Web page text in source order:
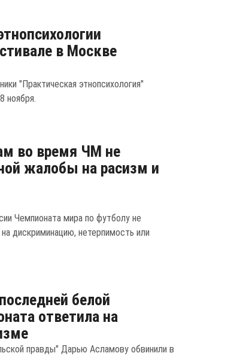
в Москве
"Практическая этнопсихология"
ноября.
во время ЧМ не
жалобы на расизм и
Чемпионата мира по футболу не
дискриминацию, нетерпимость или
белой
ответила на
правды" Дарью Асламову обвинили в